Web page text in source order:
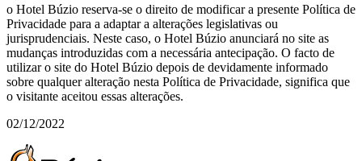
o Hotel Búzio reserva-se o direito de modificar a presente Política de
Privacidade para a adaptar a alterações legislativas ou
jurisprudenciais. Neste caso, o Hotel Búzio anunciará no site as
mudanças introduzidas com a necessária antecipação. O facto de
utilizar o site do Hotel Búzio depois de devidamente informado
sobre qualquer alteração nesta Política de Privacidade, significa que
o visitante aceitou essas alterações.
02/12/2022